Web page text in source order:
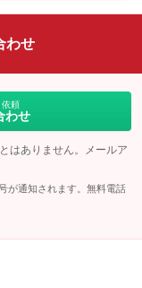
り
ール
し
し
わせ
依頼
わせ
はありません。メールア
が通知されます。無料電話